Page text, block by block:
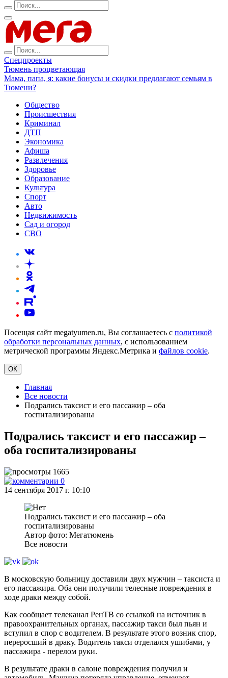
Спецпроекты
Тюмень процветающая
Мама, папа, я: какие бонусы и скидки предлагают семьям в
Тюмени?
Общество
Происшествия
Криминал
ДТП
Экономика
Афиша
Развлечения
Здоровье
Образование
Культура
Спорт
Авто
Недвижимость
Сад и огород
СВО
Посещая сайт megatyumen.ru, Вы соглашаетесь с политикой
обработки персональных данных, с использованием
метрической программы Яндекс.Метрика и файлов cookie.
ОК
Главная
Все новости
Подрались таксист и его пассажир – оба
госпитализированы
Подрались таксист и его пассажир –
оба госпитализированы
1665
0
14 сентября 2017 г. 10:10
Подрались таксист и его пассажир – оба
госпитализированы
Автор фото: Мегатюмень
Все новости
В московскую больницу доставили двух мужчин – таксиста и
его пассажира. Оба они получили телесные повреждения в
ходе драки между собой.
Как сообщает телеканал РенТВ со ссылкой на источник в
правоохранительных органах, пассажир такси был пьян и
вступил в спор с водителем. В результате этого возник спор,
переросший в драку. Водитель такси отделался ушибами, у
пассажира - перелом руки.
В результате драки в салоне повреждения получил и